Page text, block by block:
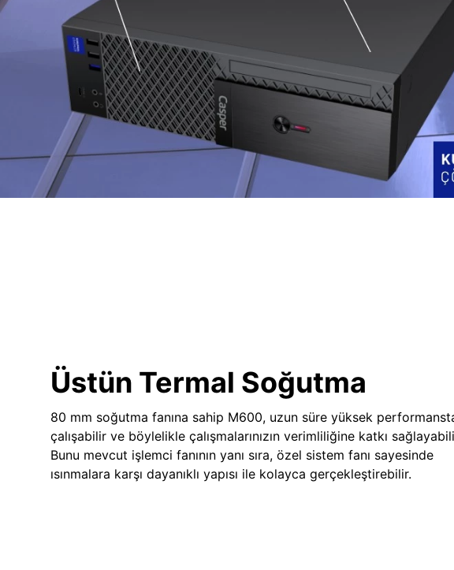
Üstün Termal Soğutma
80 mm soğutma fanına sahip M600, uzun süre yüksek
çalışabilir ve böylelikle çalışmalarınızın verimliliğine katkı
Bunu mevcut işlemci fanının yanı sıra, özel sistem fanı sayesinde
ısınmalara karşı dayanıklı yapısı ile kolayca gerçekleştirebilir.